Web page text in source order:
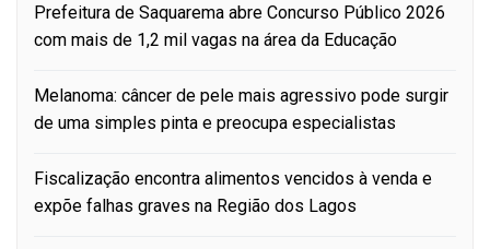
Prefeitura de Saquarema abre Concurso Público 2026
com mais de 1,2 mil vagas na área da Educação
Melanoma: câncer de pele mais agressivo pode surgir
de uma simples pinta e preocupa especialistas
Fiscalização encontra alimentos vencidos à venda e
expõe falhas graves na Região dos Lagos